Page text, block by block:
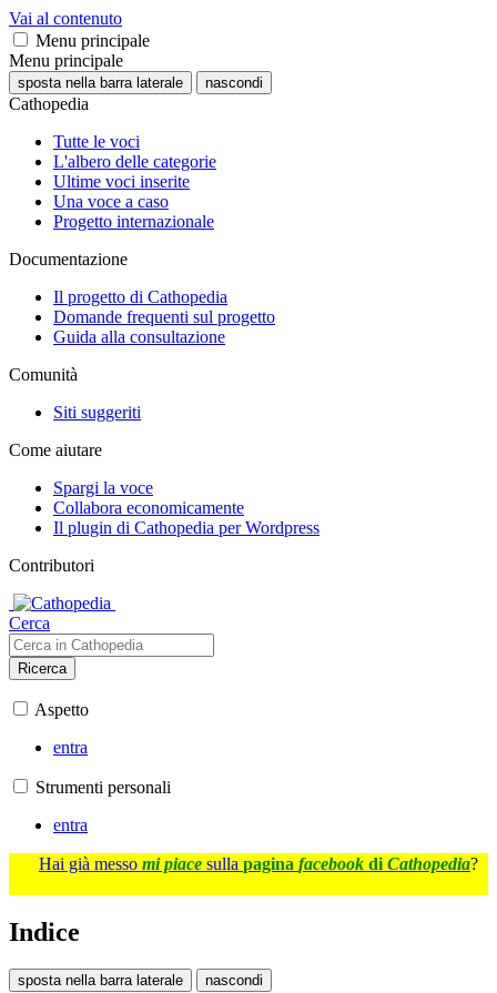
Vai al contenuto
Menu principale
Menu principale
sposta nella barra laterale nascondi
Cathopedia
Tutte le voci
L'albero delle categorie
Ultime voci inserite
Una voce a caso
Progetto internazionale
Documentazione
Il progetto di Cathopedia
Domande frequenti sul progetto
Guida alla consultazione
Comunità
Siti suggeriti
Come aiutare
Spargi la voce
Collabora economicamente
Il plugin di Cathopedia per Wordpress
Contributori
Cerca
Ricerca
Aspetto
entra
Strumenti personali
entra
Hai già messo mi piace sulla pagina facebook di Cathopedia?
Indice
sposta nella barra laterale nascondi